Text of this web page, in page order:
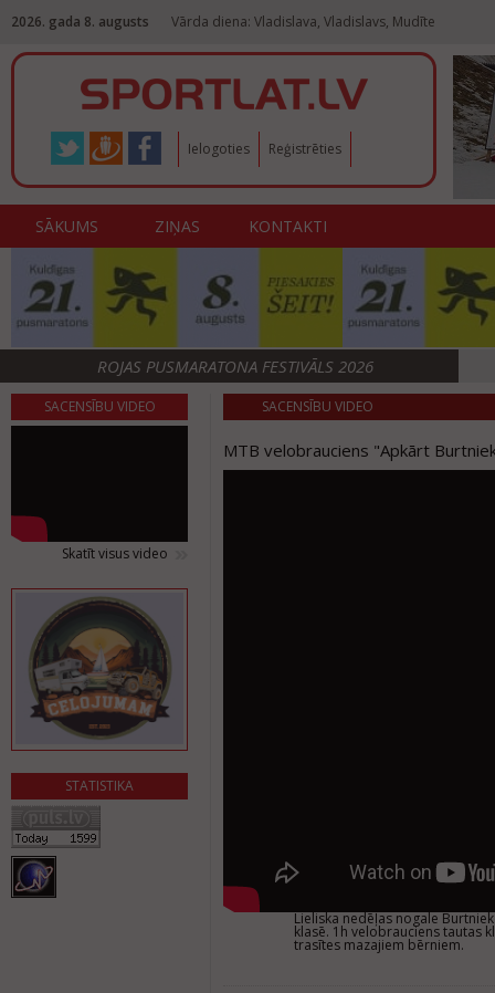
2026. gada 8. augusts Vārda diena: Vladislava, Vladislavs, Mudīte
Ielogoties Reģistrēties
SĀKUMS ZIŅAS KONTAKTI
ROJAS PUSMARATONA FESTIVĀLS 2026
SACENSĪBU VIDEO
Skatīt visus video
STATISTIKA
SACENSĪBU VIDEO
MTB velobrauciens "Apkārt
Lieliska nedēļas nogale
klasē. 1h velobrauciens tautas
trasītes mazajiem bērniem.